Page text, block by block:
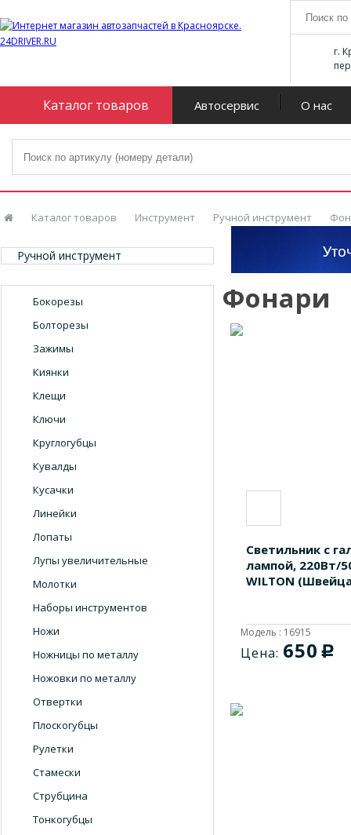
г.
Каталог товаров Автосервис О нас
Каталог товаров Инструмент Ручной инструмент
Ручной инструмент
Бокорезы
Болторезы
Зажимы
Киянки
Клещи
Ключи
Круглогубцы
Кувалды
Кусачки
Линейки
Лопаты
Лупы увеличительные
Молотки
Наборы инструментов
Ножи
Ножницы по металлу
Ножовки по металлу
Отвертки
Плоскогубцы
Рулетки
Стамески
Струбцина
Тонкогубцы
Фонари
Светильник с
лампой, 220Вт/
WILTON
Цена: 650 c
Модель : 16915